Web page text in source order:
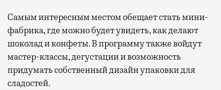
Самым интересным местом обещает стать мини-
фабрика, где можно будет увидеть, как делают
шоколад и конфеты. В программу также войдут
мастер-классы, дегустации и возможность
придумать собственный дизайн упаковки для
сладостей.